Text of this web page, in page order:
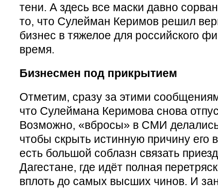
тени. А здесь все маски давно
то, что Сулейман Керимов решил
бизнес в тяжелое для российского
время.
Бизнесмен под прикрытием
Отметим, сразу за этими
что Сулеймана Керимова снова
Возможно, «вбросы» в СМИ делались
чтобы скрыть истинную причину его
есть большой соблазн связать
Дагестане, где идёт полная
вплоть до самых высших чинов. И